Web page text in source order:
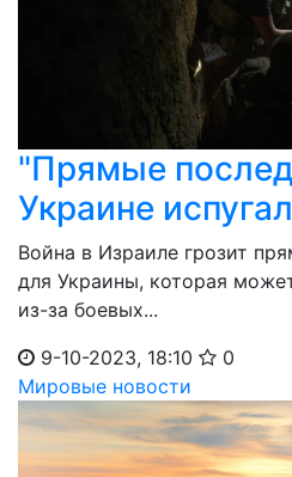
"Прямые
Украине
Война в Израиле грозит
для Украины, которая
из-за боевых...
9-10-2023, 18:10
0
Мировые новости